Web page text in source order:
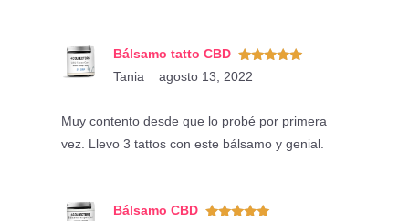
Valorado
con
Bálsamo tatto CBD
Tania
agosto 13, 2022
Muy contento desde que lo probé por primera
vez. Llevo 3 tattos con este bálsamo y genial.
Bálsamo CBD